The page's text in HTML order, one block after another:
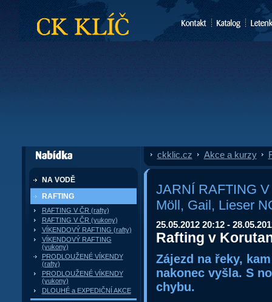
CK Klíč
dále nabízí
NA VODĚ
RAFTING
RAFTING V ČR (rafty)
RAFTING V ČR (yukony)
VÍKENDOVÝ RAFTING (rafty)
VÍKENDOVÝ RAFTING
(yukony)
PRODLOUŽENÉ VÍKENDY
(rafty)
PRODLOUŽENÉ VÍKENDY
(yukony)
DLOUHÉ a EXPEDIČNÍ AKCE
ckklic.cz Akce a kurzy»
JARNÍ RAFTING
Möll, Gail, Lieser
25.05.2012 20:12 -
Rafting v
Zájezd na řeky,
nakonec vyšla. S
chybu.